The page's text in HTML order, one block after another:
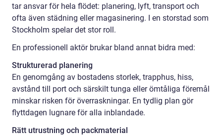
tar ansvar för hela flödet: planering, lyft, transport och
ofta även städning eller magasinering. I en storstad som
Stockholm spelar det stor roll.
En professionell aktör brukar bland annat bidra med:
Strukturerad planering
En genomgång av bostadens storlek, trapphus, hiss,
avstånd till port och särskilt tunga eller ömtåliga föremål
minskar risken för överraskningar. En tydlig plan gör
flyttdagen lugnare för alla inblandade.
Rätt utrustning och packmaterial